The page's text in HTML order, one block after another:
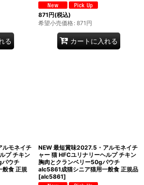
る
871円(税込)
希望小売価格: 871 円
カートに入れる
モネイチ
プ チキン
パウチ
食 正規
NEW 最短賞味2027.5・アルモネイチ
ャー 猫 HFCユリナリーヘルプ チキン
胸肉とクランベリー50gパウチ
alc5861成猫シニア猫用一般食 正規品
[alc5861]